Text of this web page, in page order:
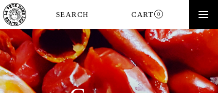
SEARCH CART 0